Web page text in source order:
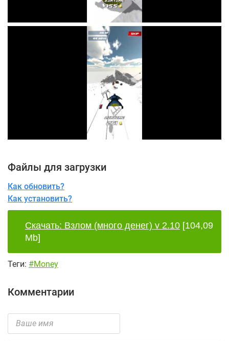
Файлы для загрузки
Как обновить?
Как установить?
Скачать: Взлом (много денег) v 2.10 [104,09
Mb]
Теги: #Money
Комментарии